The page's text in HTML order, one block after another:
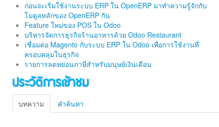
ก่อนจะเริ่มใช้งานระบบ ERP ใน OpenERP มาทำความรู้จักกับ
โมดูลหลักของ OpenERP กัน
Feature ใหม่ของ POS ใน Odoo
บริหารจัดการธุรกิจร้านอาหารด้วย Odoo Restaurant
เชื่อมต่อ Magento กับระบบ ERP ใน Odoo เพื่อการใช้งานที่
ครอบคลุมในธุรกิจ
รายการลดหย่อนภาษีสำหรับมนุษย์เงินเดือน
ประวัติการเข้าชม
บทความ คำค้นหา